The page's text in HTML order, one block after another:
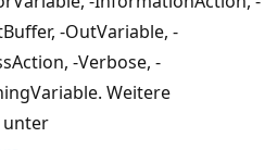
-OutVariable, -
-Verbose, -
Weitere